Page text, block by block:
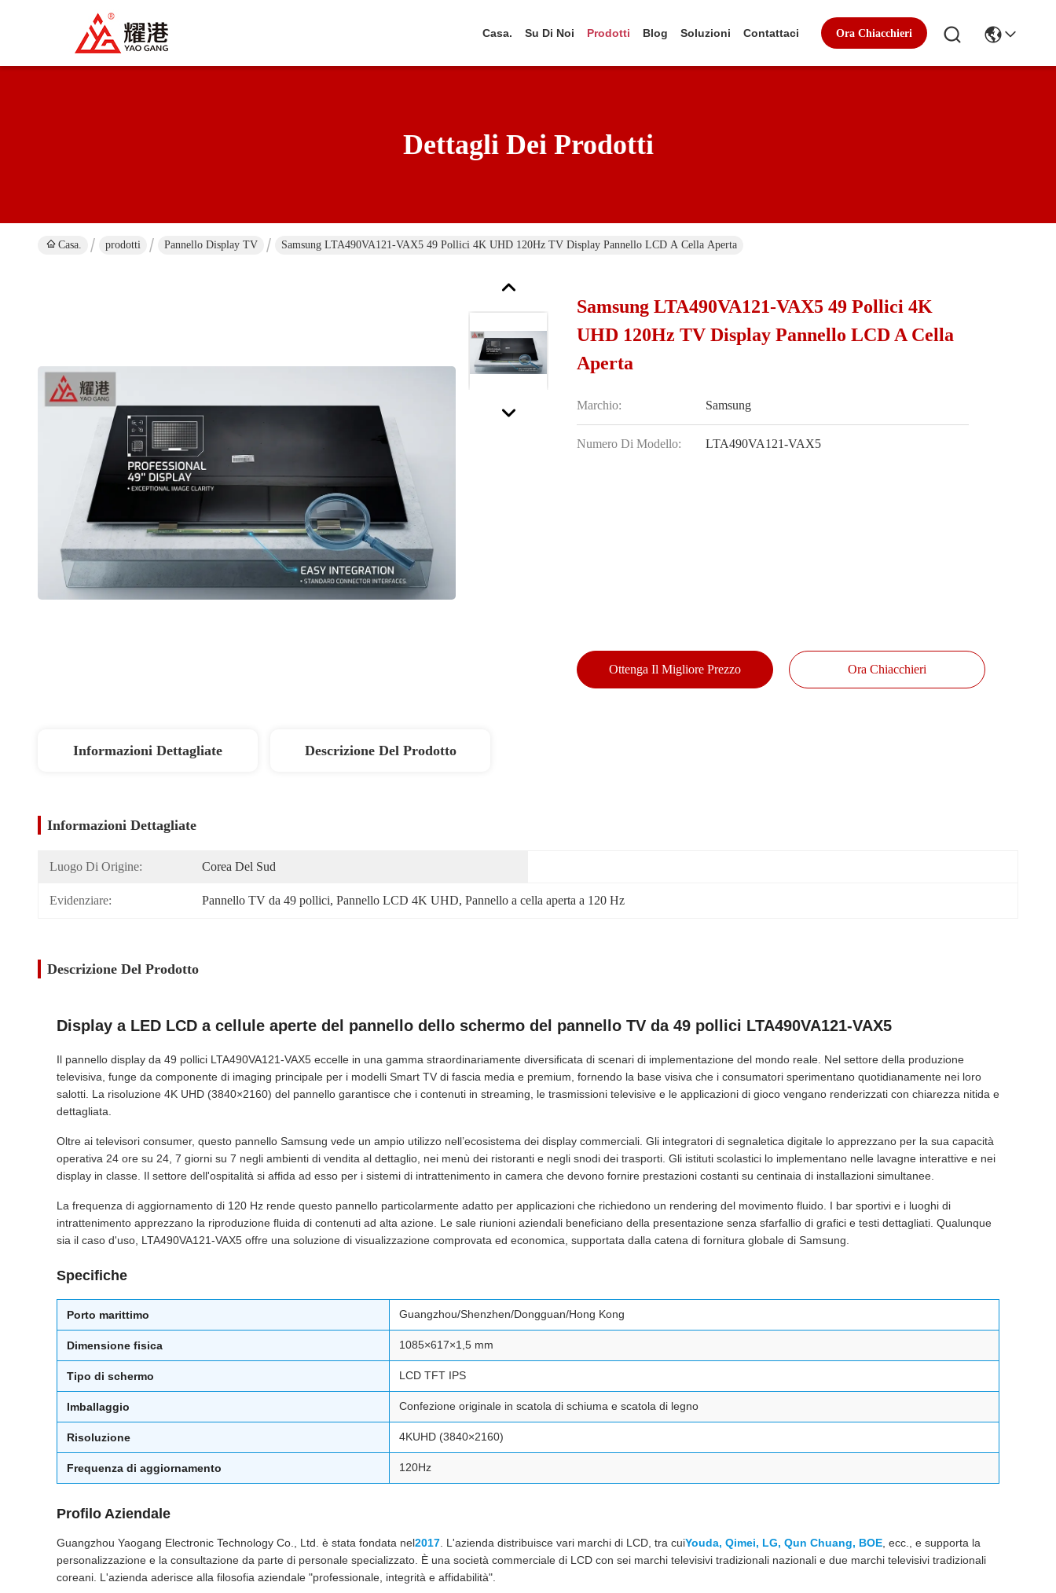
Casa. Su Di Noi Prodotti Blog Soluzioni Contattaci Ora Chiacchieri
Dettagli Dei Prodotti
Casa. prodotti Pannello Display TV Samsung LTA490VA121-VAX5 49 Pollici 4K UHD 120Hz TV Display Pannello LCD A Cella Aperta
Samsung LTA490VA121-VAX5 49 Pollici 4K
UHD 120Hz TV Display Pannello LCD A Cella
Aperta
Marchio: Samsung
Numero Di Modello: LTA490VA121-VAX5
Ottenga Il Migliore Prezzo Ora Chiacchieri
Informazioni Dettagliate Descrizione Del Prodotto
Informazioni Dettagliate
Luogo Di Origine: Corea Del Sud
Evidenziare: Pannello TV da 49 pollici, Pannello LCD 4K UHD, Pannello a cella aperta a 120 Hz
Descrizione Del Prodotto
Display a LED LCD a cellule aperte del pannello dello schermo del pannello TV da 49 pollici LTA490VA121-VAX5
Il pannello display da 49 pollici LTA490VA121-VAX5 eccelle in una gamma straordinariamente diversificata di scenari di implementazione del mondo reale. Nel settore della produzione
televisiva, funge da componente di imaging principale per i modelli Smart TV di fascia media e premium, fornendo la base visiva che i consumatori sperimentano quotidianamente nei loro
salotti. La risoluzione 4K UHD (3840×2160) del pannello garantisce che i contenuti in streaming, le trasmissioni televisive e le applicazioni di gioco vengano renderizzati con chiarezza nitida e
dettagliata.
Oltre ai televisori consumer, questo pannello Samsung vede un ampio utilizzo nell’ecosistema dei display commerciali. Gli integratori di segnaletica digitale lo apprezzano per la sua capacità
operativa 24 ore su 24, 7 giorni su 7 negli ambienti di vendita al dettaglio, nei menù dei ristoranti e negli snodi dei trasporti. Gli istituti scolastici lo implementano nelle lavagne interattive e nei
display in classe. Il settore dell'ospitalità si affida ad esso per i sistemi di intrattenimento in camera che devono fornire prestazioni costanti su centinaia di installazioni simultanee.
La frequenza di aggiornamento di 120 Hz rende questo pannello particolarmente adatto per applicazioni che richiedono un rendering del movimento fluido. I bar sportivi e i luoghi di
intrattenimento apprezzano la riproduzione fluida di contenuti ad alta azione. Le sale riunioni aziendali beneficiano della presentazione senza sfarfallio di grafici e testi dettagliati. Qualunque
sia il caso d'uso, LTA490VA121-VAX5 offre una soluzione di visualizzazione comprovata ed economica, supportata dalla catena di fornitura globale di Samsung.
Specifiche
Porto marittimo Guangzhou/Shenzhen/Dongguan/Hong Kong
Dimensione fisica 1085×617×1,5 mm
Tipo di schermo LCD TFT IPS
Imballaggio Confezione originale in scatola di schiuma e scatola di legno
Risoluzione 4KUHD (3840×2160)
Frequenza di aggiornamento 120Hz
Profilo Aziendale
Guangzhou Yaogang Electronic Technology Co., Ltd. è stata fondata nel2017 . L'azienda distribuisce vari marchi di LCD, tra cuiYouda, Qimei, LG, Qun Chuang, BOE , ecc., e supporta la
personalizzazione e la consultazione da parte di personale specializzato. È una società commerciale di LCD con sei marchi televisivi tradizionali nazionali e due marchi televisivi tradizionali
coreani. L'azienda aderisce alla filosofia aziendale "professionale, integrità e affidabilità".